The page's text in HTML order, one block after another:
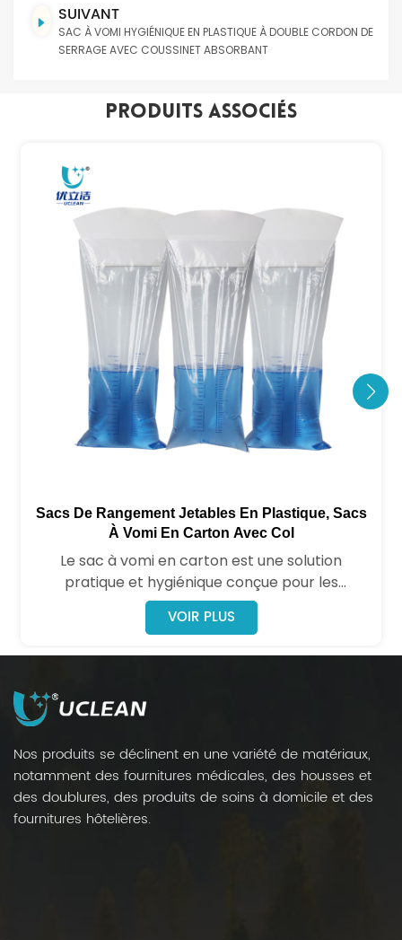
SUIVANT
SAC À VOMI HYGIÉNIQUE EN PLASTIQUE À DOUBLE CORDON DE
SERRAGE AVEC COUSSINET ABSORBANT
Produits Associés
Sacs De Rangement Jetables En Plastique, Sacs
À Vomi En Carton Avec Col
Le sac à vomi en carton est une solution
pratique et hygiénique conçue pour les
situations d'urgence dans de nombreux
contextes, notamment l'aviation, l'automobile,
VOIR PLUS
Nos produits se déclinent en une variété de matériaux,
notamment des fournitures médicales, des housses et
des doublures, des produits de soins à domicile et des
fournitures hôtelières.